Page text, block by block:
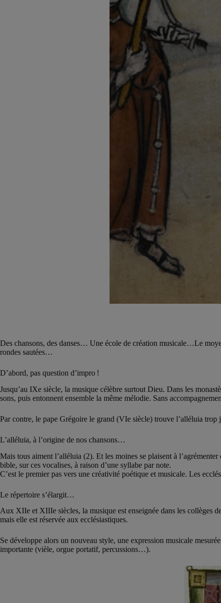
Des chansons, des danses… Une école de création musicale…Le
rondes sautées…
D’abord, pas question d’impro !
Jusqu’au IXe siècle, la musique célèbre surtout Dieu. Dans les
sons, puis entonnent ensemble la même mélodie. Sans
Par contre, le pape Grégoire le grand (VIe siècle) trouve l’alléluia
L’alléluia, à l’origine de nos chansons…
Mais tous aiment l’alléluia (2). Et les moines se plaisent à
bible, sur ces vocalises, à raison d’une syllabe par note.
C’est le premier pas vers une créativité poétique et musicale. Les
Le répertoire s’élargit…
Aux XIIe et XIIIe siècles, la musique est enseignée dans les collèges
mais elle est réservée aux ecclésiastiques.
Se développe alors un nouveau style, une expression musicale
importante (vièle, orgue portatif, percussions…).